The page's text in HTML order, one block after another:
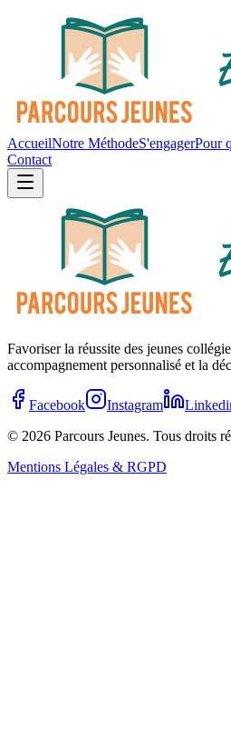
AccueilNotre MéthodeS'engagerPour
Contact
Favoriser la réussite des jeunes
accompagnement personnalisé et la
Facebook Instagram
© 2026 Parcours Jeunes. Tous droits
Mentions Légales & RGPD